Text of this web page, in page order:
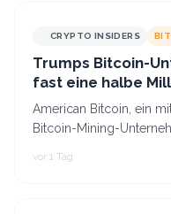
CRYPTO INSIDERS
Trumps Bitcoin-
fast eine halbe
American Bitcoin, ein
Bitcoin-Mining-
vor 1 Tag